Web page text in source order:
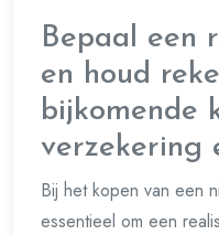
Bepaal een
en houd
bijkomende
verzekering
Bij het kopen van een
essentieel om een